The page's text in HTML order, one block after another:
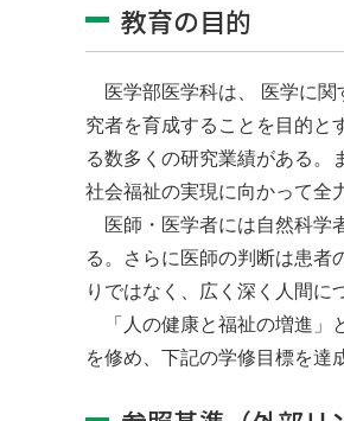
教育の目的
医学部医学科は、 医学に
究者を育成することを目的と
る数多くの研究業績がある。
社会福祉の実現に向かって全
医師・医学者には自然科学
る。さらに医師の判断は患者
りではなく、広く深く人間に
「人の健康と福祉の増進
を修め、下記の学修目標を達